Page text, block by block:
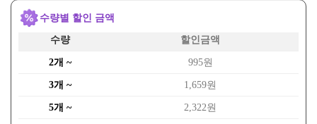
수량별 할인 금액
수량 할인금액
2개 ~ 995원
3개 ~ 1,659원
5개 ~ 2,322원